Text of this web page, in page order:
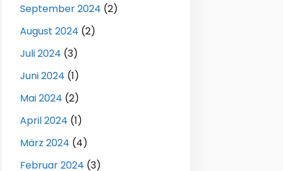
September 2024 (2)
August 2024 (2)
Juli 2024 (3)
Juni 2024 (1)
Mai 2024 (2)
April 2024 (1)
März 2024 (4)
Februar 2024 (3)